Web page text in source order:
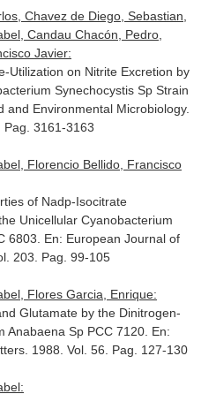
Chavez de Diego, Sebastian,
Candau Chacón, Pedro,
Javier:
Utilization on Nitrite Excretion by
Synechocystis Sp Strain
and Environmental Microbiology.
Pag. 3161-3163
Florencio Bellido, Francisco
of Nadp-Isocitrate
Unicellular Cyanobacterium
6803. En: European Journal of
203. Pag. 99-105
Flores Garcia, Enrique:
Glutamate by the Dinitrogen-
Anabaena Sp PCC 7120. En:
. 1988. Vol. 56. Pag. 127-130